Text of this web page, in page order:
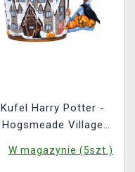
Kufel Harry Potter -
Hogsmeade Village
W magazynie (5szt.)